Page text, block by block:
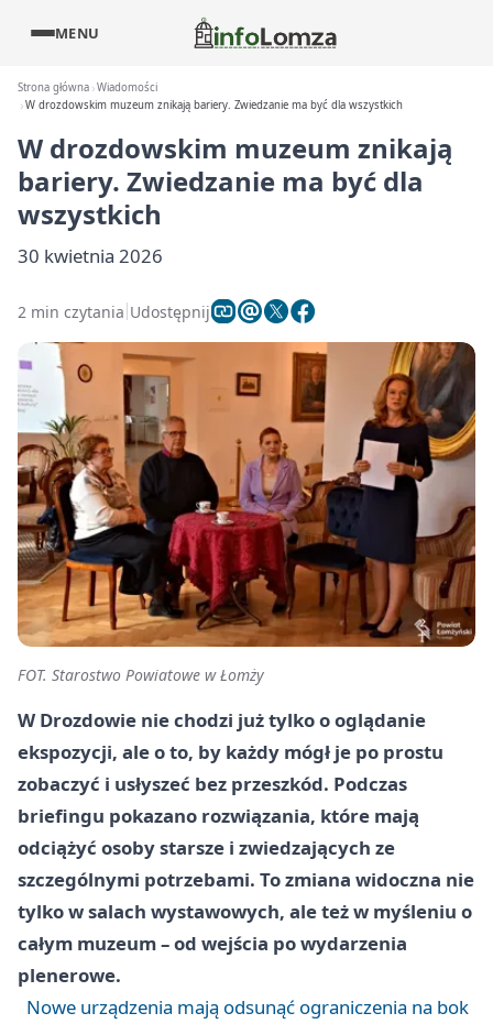
MENU
Strona główna Wiadomości
W drozdowskim muzeum znikają bariery. Zwiedzanie ma być dla wszystkich
W drozdowskim muzeum znikają
bariery. Zwiedzanie ma być dla
wszystkich
30 kwietnia 2026
2 min czytania Udostępnij
FOT. Starostwo Powiatowe w Łomży
W Drozdowie nie chodzi już tylko o oglądanie
ekspozycji, ale o to, by każdy mógł je po prostu
zobaczyć i usłyszeć bez przeszkód. Podczas
briefingu pokazano rozwiązania, które mają
odciążyć osoby starsze i zwiedzających ze
szczególnymi potrzebami. To zmiana widoczna nie
tylko w salach wystawowych, ale też w myśleniu o
całym muzeum – od wejścia po wydarzenia
plenerowe.
Nowe urządzenia mają odsunąć ograniczenia na bok